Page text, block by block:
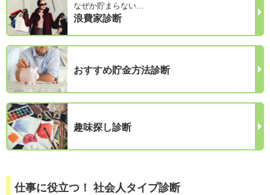
なぜか貯まらない…
浪費家診断
おすすめ貯金方法診断
趣味探し診断
仕事に役立つ！ 社会人タイプ診断